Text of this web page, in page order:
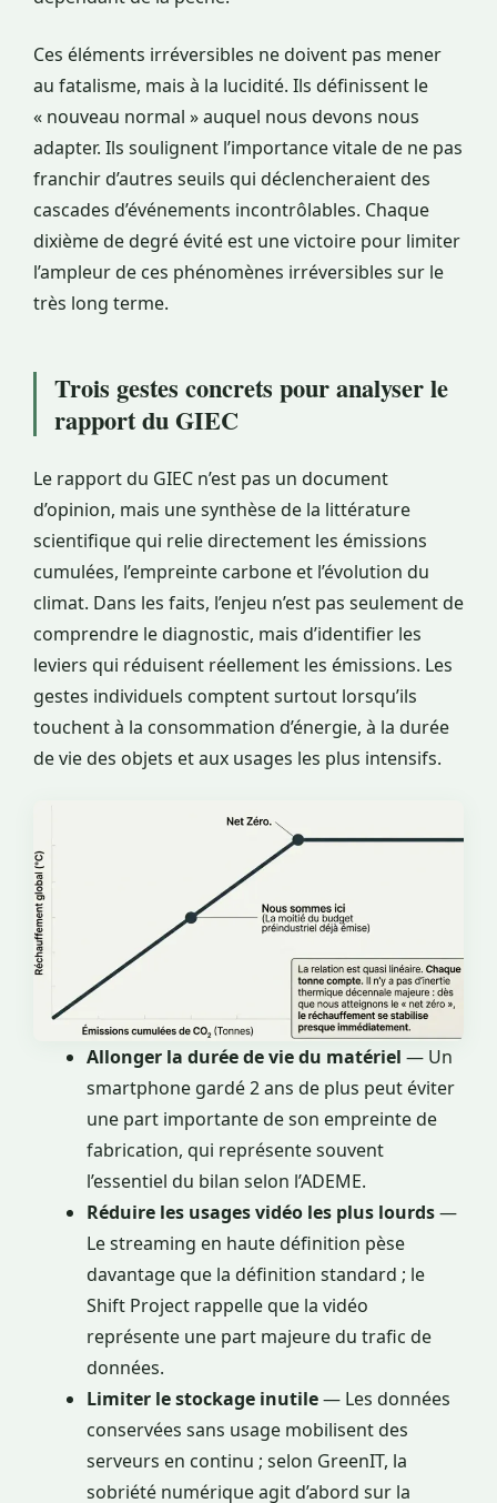
Ces éléments irréversibles ne doivent pas mener
au fatalisme, mais à la lucidité. Ils définissent le
« nouveau normal » auquel nous devons nous
adapter. Ils soulignent l’importance vitale de ne pas
franchir d’autres seuils qui déclencheraient des
cascades d’événements incontrôlables. Chaque
dixième de degré évité est une victoire pour limiter
l’ampleur de ces phénomènes irréversibles sur le
très long terme.
Trois gestes concrets pour analyser le
rapport du GIEC
Le rapport du GIEC n’est pas un document
d’opinion, mais une synthèse de la littérature
scientifique qui relie directement les émissions
cumulées, l’empreinte carbone et l’évolution du
climat. Dans les faits, l’enjeu n’est pas seulement de
comprendre le diagnostic, mais d’identifier les
leviers qui réduisent réellement les émissions. Les
gestes individuels comptent surtout lorsqu’ils
touchent à la consommation d’énergie, à la durée
de vie des objets et aux usages les plus intensifs.
Allonger la durée de vie du matériel — Un
smartphone gardé 2 ans de plus peut éviter
une part importante de son empreinte de
fabrication, qui représente souvent
l’essentiel du bilan selon l’ADEME.
Réduire les usages vidéo les plus lourds—
Le streaming en haute définition pèse
davantage que la définition standard ; le
Shift Project rappelle que la vidéo
représente une part majeure du trafic de
données.
Limiter le stockage inutile— Les données
conservées sans usage mobilisent des
serveurs en continu ; selon GreenIT, la
sobriété numérique agit d’abord sur la